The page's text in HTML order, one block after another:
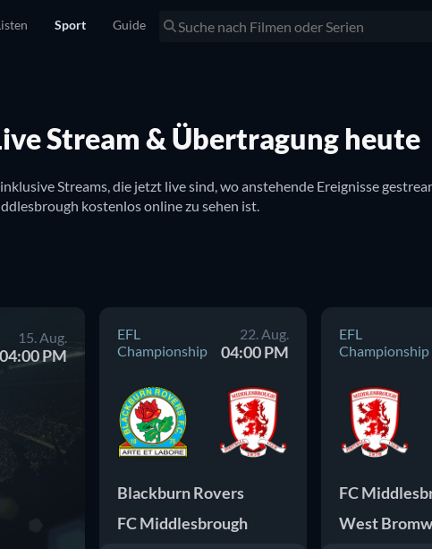
Sport Guide
Stream & Übertragung heute
Streams, die jetzt live sind, wo anstehende Ereignisse
15. Aug.
04:00 PM
EFL
Championship
22. Aug.
04:00 PM
Blackburn Rovers
FC Middlesbrough
EFL
Championship
FC
West